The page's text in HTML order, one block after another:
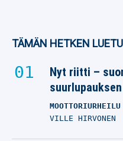
TÄMÄN HETKEN
Nyt riitti –
MOOTTORIURHEILU
VILLE HIRVONEN